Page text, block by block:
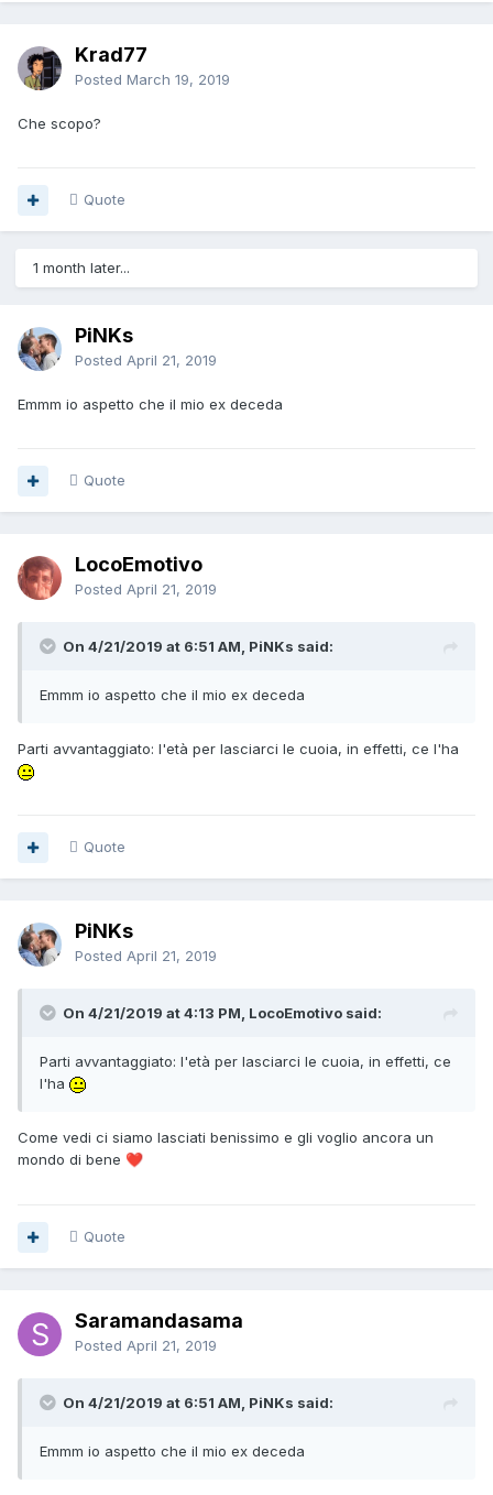
Krad77
Posted March 19, 2019
Che scopo?
Quote
1 month later...
PiNKs
Posted April 21, 2019
Emmm io aspetto che il mio ex deceda
Quote
LocoEmotivo
Posted April 21, 2019
On 4/21/2019 at 6:51 AM, PiNKs said:
Emmm io aspetto che il mio ex deceda
Parti avvantaggiato: l'età per lasciarci le cuoia, in effetti, ce l'ha
Quote
PiNKs
Posted April 21, 2019
On 4/21/2019 at 4:13 PM, LocoEmotivo said:
Parti avvantaggiato: l'età per lasciarci le cuoia, in effetti, ce
l'ha
Come vedi ci siamo lasciati benissimo e gli voglio ancora un
mondo di bene ❤️
Quote
Saramandasama
Posted April 21, 2019
On 4/21/2019 at 6:51 AM, PiNKs said:
Emmm io aspetto che il mio ex deceda